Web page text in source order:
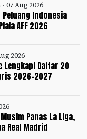
07 Aug 2026
Indonesia
AFF 2026
2026
Daftar 20
2026-2027
Panas La Liga,
Real Madrid